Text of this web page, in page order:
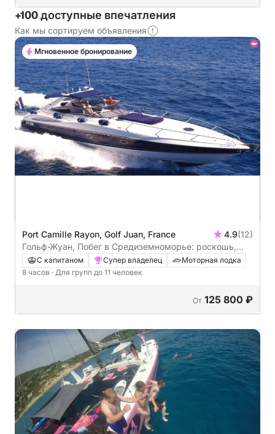
+100 доступные впечатления
Как мы сортируем объявления
Port Camille Rayon, Golf Juan, France 4.9(12)
Гольф-Жуан, Побег в Средиземноморье: роскошь,
плавание и открытия на Леринских островах и
Французской Ривьере!
С капитаном Супер владелец
Моторная лодка
8 часов · Для групп до 11 человек
От 125 800 ₽
Мгновенное бронирование